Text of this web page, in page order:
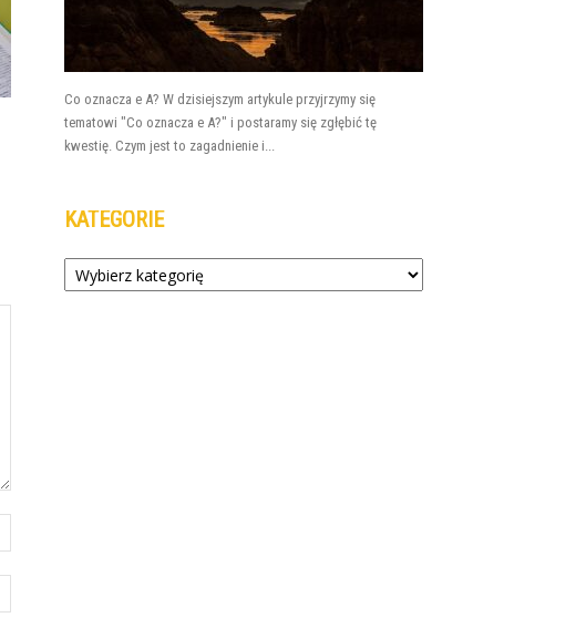
Co oznacza e A? W dzisiejszym artykule przyjrzymy się
tematowi "Co oznacza e A?" i postaramy się zgłębić tę
kwestię. Czym jest to zagadnienie i...
KATEGORIE
Kategorie